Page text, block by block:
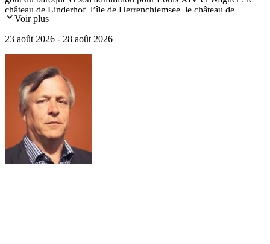
château de Linderhof, l’île de Herrenchiemsee, le château de
Neuschwanstein et Munich.
Voir plus
23 août 2026 - 28 août 2026